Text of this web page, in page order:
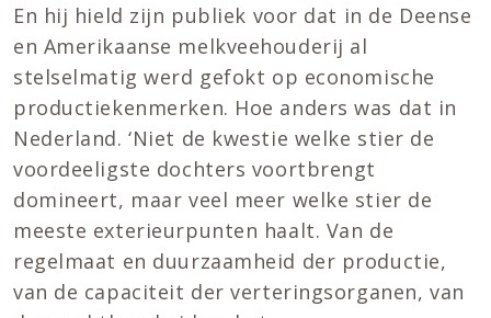
En hij hield zijn publiek voor dat in de Deense
en Amerikaanse melkveehouderij al
stelselmatig werd gefokt op economische
productiekenmerken. Hoe anders was dat in
Nederland. ‘Niet de kwestie welke stier de
voordeeligste dochters voortbrengt
domineert, maar veel meer welke stier de
meeste exterieurpunten haalt. Van de
regelmaat en duurzaamheid der productie,
van de capaciteit der verteringsorganen, van